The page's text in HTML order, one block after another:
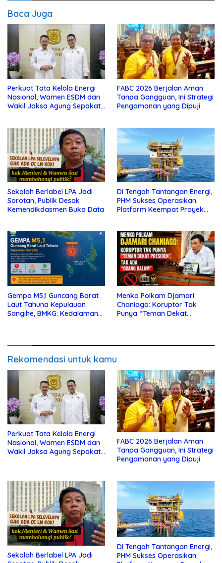
Baca Juga
Perkuat Tata Kelola Energi
Nasional, Wamen ESDM dan
Wakil Jaksa Agung Sepakat
FABC 2026 Berjalan Aman
Tanpa Gangguan, Ini Strategi
Pengamanan yang Dipuji
Sekolah Berlabel LPA Jadi
Sorotan, Publik Desak
Kemendikdasmen Buka Data
Di Tengah Tantangan Energi,
PHM Sukses Operasikan
Platform Keempat Proyek
Gempa M5,1 Guncang Barat
Laut Tahuna Kepulauan
Sangihe, BMKG: Kedalaman
Menko Polkam Djamari
Chaniago: Koruptor Tak
Punya “Teman Dekat
Rekomendasi untuk kamu
Perkuat Tata Kelola Energi
Nasional, Wamen ESDM dan
Wakil Jaksa Agung Sepakat
FABC 2026 Berjalan Aman
Tanpa Gangguan, Ini Strategi
Pengamanan yang Dipuji
Sekolah Berlabel LPA Jadi
Di Tengah Tantangan Energi,
PHM Sukses Operasikan